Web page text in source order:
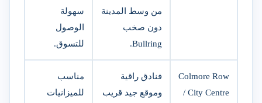
من وسط المدينة
دون صخب
Bullring.
سهولة
الوصول
للتسوق.
Colmore Row
/ City Centre
فنادق راقية
وموقع جيد قريب
مناسب
للميزانيات